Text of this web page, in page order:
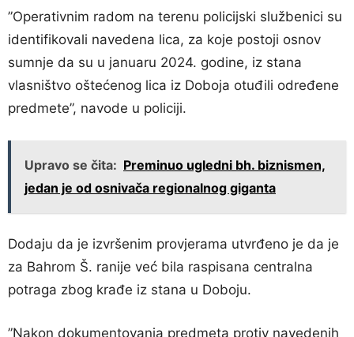
”Operativnim radom na terenu policijski službenici su
identifikovali navedena lica, za koje postoji osnov
sumnje da su u januaru 2024. godine, iz stana
vlasništvo oštećenog lica iz Doboja otuđili određene
predmete”, navode u policiji.
Upravo se čita: Preminuo ugledni bh. biznismen,
jedan je od osnivača regionalnog giganta
Dodaju da je izvršenim provjerama utvrđeno je da je
za Bahrom Š. ranije već bila raspisana centralna
potraga zbog krađe iz stana u Doboju.
”Nakon dokumentovanja predmeta protiv navedenih